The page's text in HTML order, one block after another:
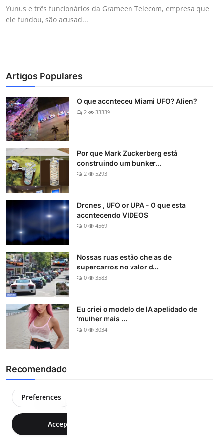
Yunus e três funcionários da Grameen Telecom, empresa que
ele fundou, são acusad...
Artigos Populares
O que aconteceu Miami UFO? Alien?
2 33339
Por que Mark Zuckerberg está
construindo um bunker...
2 5293
Drones , UFO or UPA - O que esta
acontecendo VIDEOS
0 4569
Nossas ruas estão cheias de
supercarros no valor d...
0 3583
Eu criei o modelo de IA apelidado de
'mulher mais ...
0 3034
Recomendado